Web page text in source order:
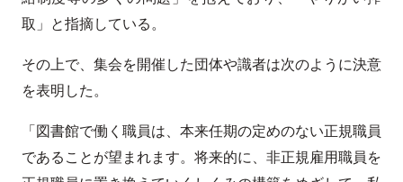
取」と指摘している。
その上で、集会を開催した団体や識者は次のように決意
を表明した。
「図書館で働く職員は、本来任期の定めのない正規職員
であることが望まれます。将来的に、非正規雇用職員を